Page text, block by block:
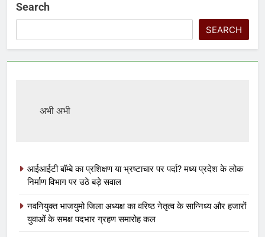
Search
SEARCH
अभी अभी
आईआईटी बॉम्बे का प्रशिक्षण या भ्रष्टाचार पर पर्दा? मध्य प्रदेश के लोक
निर्माण विभाग पर उठे बड़े सवाल
नवनियुक्त भाजयुमो जिला अध्यक्ष का वरिष्ठ नेतृत्व के सान्निध्य और हजारों
युवाओं के समक्ष पदभार ग्रहण समारोह कल